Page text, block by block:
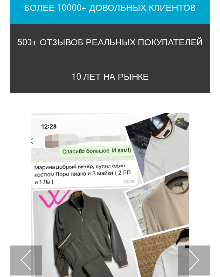
БОЛЕЕ 10000+ ДОВОЛЬНЫХ КЛИЕНТОВ
500+ ОТЗЫВОВ РЕАЛЬНЫХ ПОКУПАТЕЛЕЙ
10 ЛЕТ НА РЫНКЕ